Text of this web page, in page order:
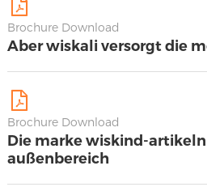
Brochure Download
Aber wiskali versorgt die
Brochure Download
Die marke wiskind-
außenbereich